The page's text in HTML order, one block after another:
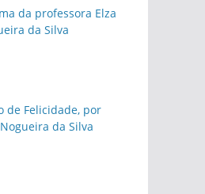
da professora Elza
da Silva
de Felicidade, por
da Silva